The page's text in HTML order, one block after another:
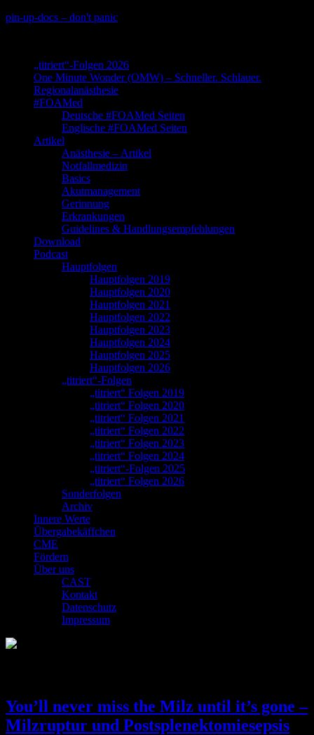
Skip
pin-up-docs – don't panic
„titriert“-Folgen 2026
One Minute Wonder (OMW) – Schneller. Schlauer.
Regionalanästhesie
#FOAMed
Deutsche #FOAMed Seiten
Englische #FOAMed Seiten
Artikel
Anästhesie – Artikel
Notfallmedizin
Basics
Akutmanagement
Gerinnung
Erkrankungen
Guidelines & Handlungsempfehlungen
Download
Podcast
Hauptfolgen
Hauptfolgen 2019
Hauptfolgen 2020
Hauptfolgen 2021
Hauptfolgen 2022
Hauptfolgen 2023
Hauptfolgen 2024
Hauptfolgen 2025
Hauptfolgen 2026
„titriert“-Folgen
„titriert“ Folgen 2019
„titriert“ Folgen 2020
„titriert“ Folgen 2021
„titriert“ Folgen 2022
„titriert“ Folgen 2023
„titriert“ Folgen 2024
„titriert“-Folgen 2025
„titriert“ Folgen 2026
Sonderfolgen
Archiv
Innere Werte
Übergabekäffchen
CME
Fördern
Über uns
CAST
Kontakt
Datenschutz
Impressum
You’ll never miss the Milz until it’s gone –
Milzruptur und Postsplenektomiesepsis